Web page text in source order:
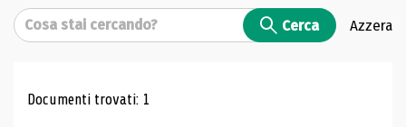
Cerca Cerca Azzera
Risultati di ricerca
Documenti trovati: 1